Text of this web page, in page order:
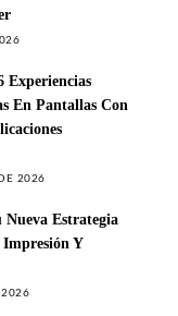
Experiencias
En Pantallas Con
2026
Nueva Estrategia
Y
2026